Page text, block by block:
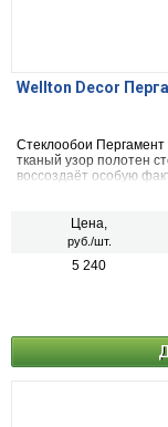
Wellton Decor
Стеклообои
тканый узор полотен
воссоздаёт особую
подгонки рисунка.
Цена,
руб./шт.
5 240